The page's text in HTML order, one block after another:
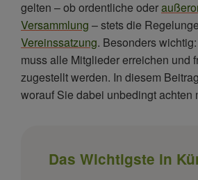
Einladung zur
Darf die Einladung zur
an stimmberechtigte Mitglieder
FAQ: Einladung zur
gelten – ob ordentliche oder
Versammlung – stets die
Vereinssatzung. Besonders
muss alle Mitglieder erreichen und
zugestellt werden. In diesem
worauf Sie dabei unbedingt achten
Das Wichtigste in